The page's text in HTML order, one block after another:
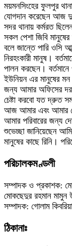
ময়মনসিংহের ফুলপুর
যোগদান করেছেন আজ
সদর থানায় কর্মরত
সকল পেশা জিবি
বলে জান্তে পারি ওসি
নিরহংকারী মানুষ।
পালন করছেন।
ইউনিয়ন এর মানুষের
জন্য আমার অফিসের
চেষ্টা করবো যত দ্রুত
আজ আমার এবং আমার
আমার পরিবারের জন্য
শুভেচ্ছা জানিয়েছেন
মানুষের কাছে রিনি।
পরিচালকমণ্ডলী
সম্পাদক ও প্রকাশক:
মোকছেদুর রহমান
সম্পাদক: গোলাম
ঠিকানাঃ